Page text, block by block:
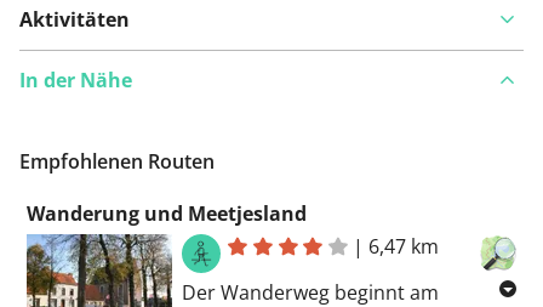
Aktivitäten
In der Nähe
Empfohlenen Routen
Wanderung und Meetjesland
| 6,47 km
Der Wanderweg beginnt am